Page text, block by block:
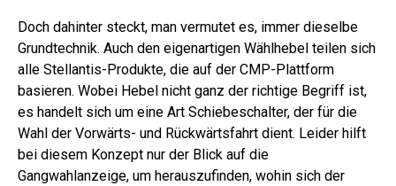
Doch dahinter steckt, man vermutet es, immer dieselbe
Grundtechnik. Auch den eigenartigen Wählhebel teilen sich
alle Stellantis-Produkte, die auf der CMP-Plattform
basieren. Wobei Hebel nicht ganz der richtige Begriff ist,
es handelt sich um eine Art Schiebeschalter, der für die
Wahl der Vorwärts- und Rückwärtsfahrt dient. Leider hilft
bei diesem Konzept nur der Blick auf die
Gangwahlanzeige, um herauszufinden, wohin sich der